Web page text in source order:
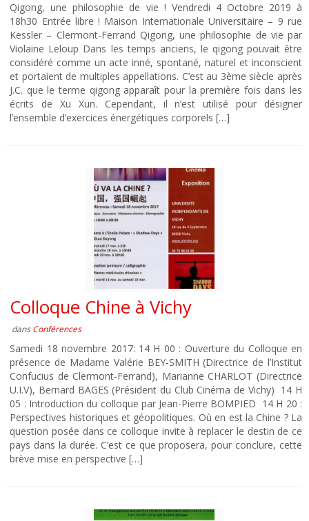
Qigong, une philosophie de vie ! Vendredi 4 Octobre 2019 à
18h30 Entrée libre ! Maison Internationale Universitaire – 9 rue
Kessler – Clermont-Ferrand Qigong, une philosophie de vie par
Violaine Leloup Dans les temps anciens, le qigong pouvait être
considéré comme un acte inné, spontané, naturel et inconscient
et portaient de multiples appellations. C’est au 3ème siècle après
J.C. que le terme qigong apparaît pour la première fois dans les
écrits de Xu Xun. Cependant, il n’est utilisé pour désigner
l’ensemble d’exercices énergétiques corporels […]
Colloque Chine à Vichy
dansConférences
Samedi 18 novembre 2017: 14 H 00 : Ouverture du Colloque en
présence de Madame Valérie BEY-SMITH (Directrice de l’Institut
Confucius de Clermont-Ferrand), Marianne CHARLOT (Directrice
U.I.V), Bernard BAGES (Président du Club Cinéma de Vichy) 14 H
05 : Introduction du colloque par Jean-Pierre BOMPIED 14 H 20 :
Perspectives historiques et géopolitiques. Où en est la Chine ? La
question posée dans ce colloque invite à replacer le destin de ce
pays dans la durée. C’est ce que proposera, pour conclure, cette
brève mise en perspective […]